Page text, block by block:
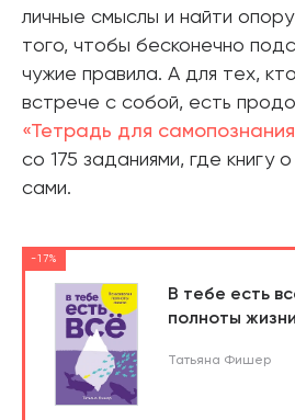
личные смыслы и найти
того, чтобы бесконечно
чужие правила. А для тех,
встрече с собой, есть
«Тетрадь для
со 175 заданиями, где книгу
сами.
-17%
В тебе есть
полноты жизни
Татьяна Фишер